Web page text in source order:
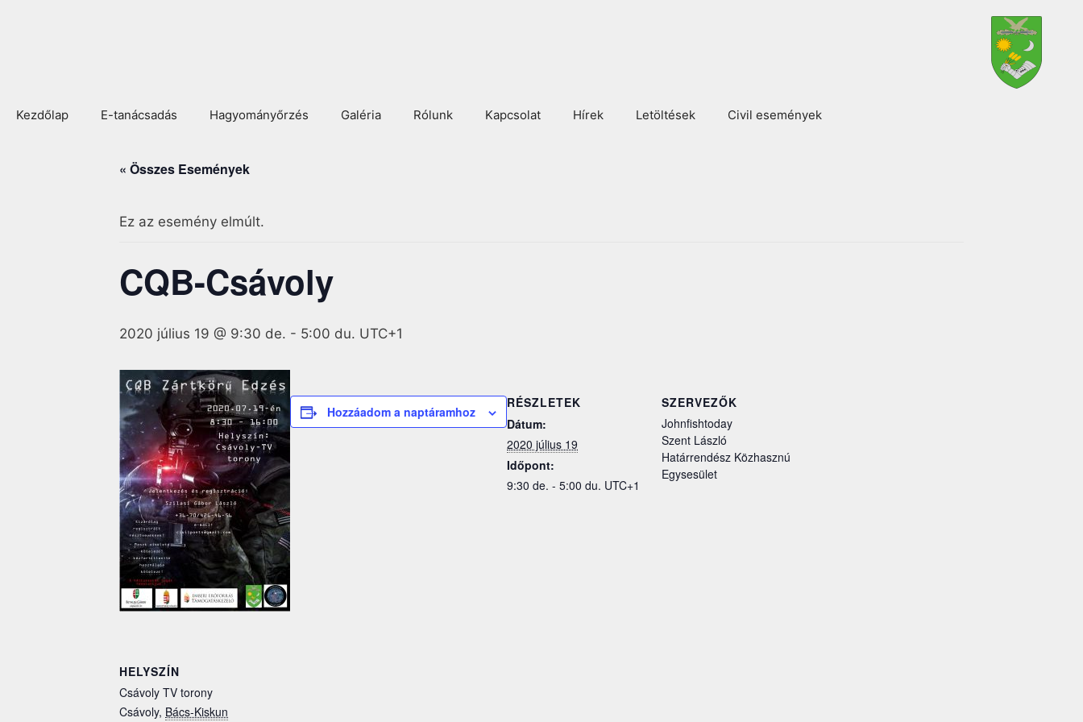
Kezdőlap E-tanácsadás Hagyományőrzés Galéria Rólunk Kapcsolat Hírek Letöltések Civil események
« Összes Események
Ez az esemény elmúlt.
CQB-Csávoly
2020 július 19 @ 9:30 de. - 5:00 du. UTC+1
Hozzáadom a naptáramhoz
RÉSZLETEK
Dátum:
2020 július 19
Időpont:
9:30 de. - 5:00 du. UTC+1
SZERVEZŐK
Johnfishtoday
Szent László
Határrendész Közhasznú
Egysesület
HELYSZÍN
Csávoly TV torony
Csávoly, Bács-Kiskun